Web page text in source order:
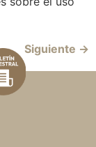
Siguiente →